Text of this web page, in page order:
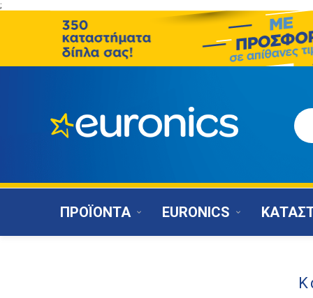
;
ΠΡΟΪΟΝΤΑ EURONICS